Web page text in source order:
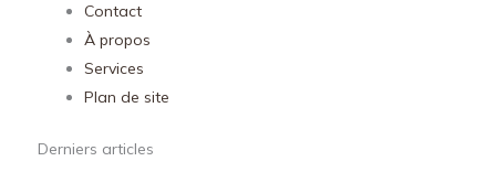
Contact
À propos
Services
Plan de site
Derniers articles